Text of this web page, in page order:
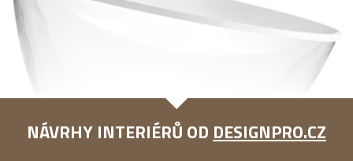
NÁVRHY INTERIÉRŮ OD DESIGNPRO.CZ